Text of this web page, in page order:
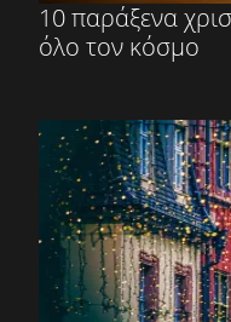
10 παράξενα
όλο τον κόσμο